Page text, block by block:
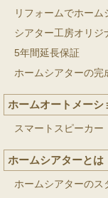
リフォームでホーム
シアター工房オリジ
5年間延長保証
ホームシアターの完
ホームオートメーシ
スマートスピーカー
ホームシアターとは
ホームシアターのス